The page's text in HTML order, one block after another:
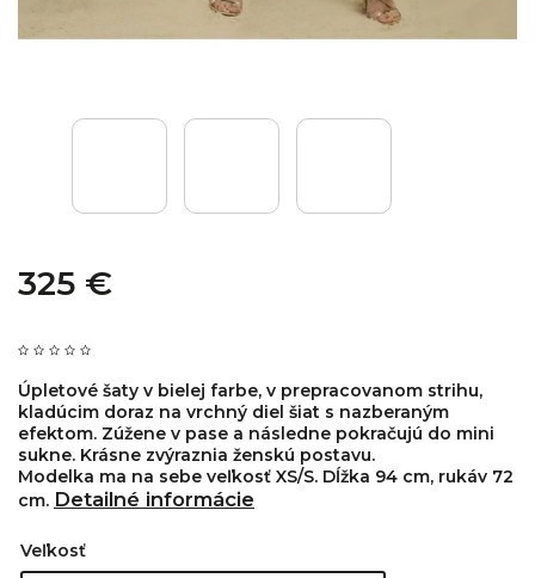
325 €
Úpletové šaty v bielej farbe, v prepracovanom strihu,
kladúcim doraz na vrchný diel šiat s nazberaným
efektom. Zúžene v pase a následne pokračujú do mini
sukne. Krásne zvýraznia ženskú postavu.
Modelka ma na sebe veľkosť XS/S. Dĺžka 94 cm, rukáv 72
cm. Detailné informácie
Veľkosť